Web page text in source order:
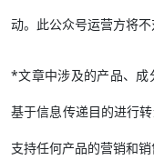
动。此公众号运营方将
*文章中涉及的产品、成
基于信息传递目的进行
支持任何产品的营销和销